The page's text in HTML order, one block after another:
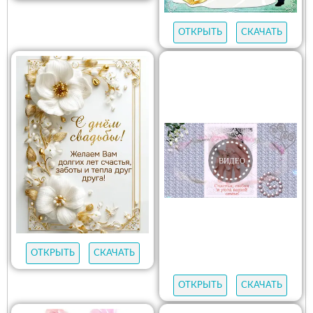
ОТКРЫТЬ СКАЧАТЬ
ОТКРЫТЬ СКАЧАТЬ
ОТКРЫТЬ СКАЧАТЬ